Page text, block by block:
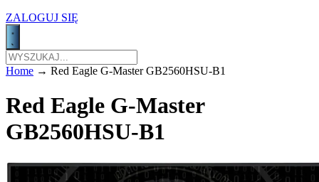
ZALOGUJ SIĘ
Home → Red Eagle G-Master GB2560HSU-B1
Red Eagle G-Master
GB2560HSU-B1